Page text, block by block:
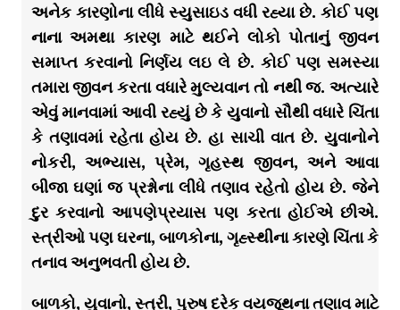
અનેક કારણોના લીધે સ્યુસાઇડ વધી રહ્યા છે. કોઈ પણ
નાના અમથા કારણ માટે થઈને લોકો પોતાનું જીવન
સમાપ્ત કરવાનો નિર્ણય લઇ લે છે. કોઈ પણ સમસ્યા
તમારા જીવન કરતા વધારે મુલ્યવાન તો નથી જ. અત્યારે
એવું માનવામાં આવી રહ્યું છે કે યુવાનો સૌથી વધારે ચિંતા
કે તણાવમાં રહેતા હોય છે. હા સાચી વાત છે. યુવાનોને
નોકરી, અભ્યાસ, પ્રેમ, ગૃહસ્થ જીવન, અને આવા
બીજા ઘણાં જ પ્રશ્નોના લીધે તણાવ રહેતો હોય છે. જેને
દુર કરવાનો આપણેપ્રયાસ પણ કરતા હોઈએ છીએ.
સ્ત્રીઓ પણ ઘરના, બાળકોના, ગૃહ્સ્થીના કારણે ચિંતા કે
તનાવ અનુભવતી હોય છે.
બાળકો, યુવાનો, સ્ત્રી, પુરુષ દરેક વયજૂથના તણાવ માટે